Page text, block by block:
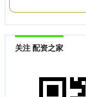
关注 配资之家